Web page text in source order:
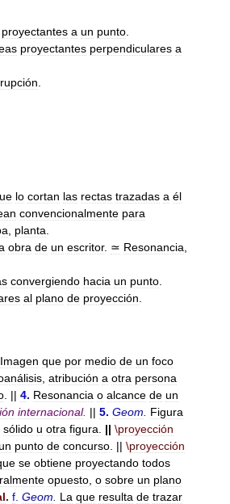
proyectantes a un punto
proyectantes perpendiculares a
lo cortan las rectas trazadas a él
convencionalmente para
planta
obra de un escritor. ≃ Resonancia
convergiendo hacia un punto
al plano de proyección
Imagen que por medio de un foco
atribución a otra persona
. || 4. Resonancia o alcance de un
internacional. || 5. Geom
Figura
sólido u otra figura || \proyección
punto de concurso . || \proyección
se obtiene proyectando todos
opuesto o sobre un plano
. f Geom La que resulta de trazar